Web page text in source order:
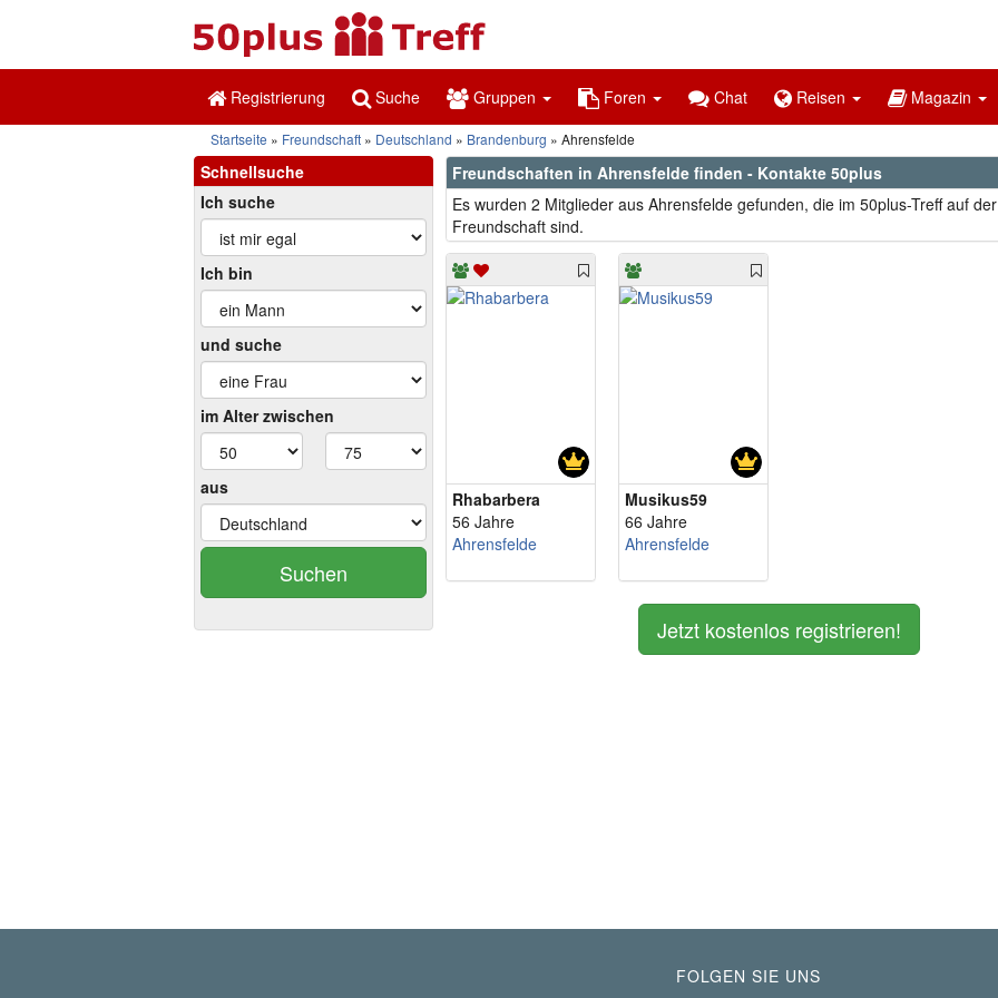
Registrierung Suche Gruppen Foren Chat Reisen Magazin
Startseite Freundschaft Deutschland Brandenburg Ahrensfelde
Schnellsuche
Ich suche
Ich bin
und suche
im Alter zwischen
aus
Suchen
Freundschaften in Ahrensfelde finden - Kontakte 50plus
Es wurden 2 Mitglieder aus Ahrensfelde gefunden, die im 50plus-Treff auf
Freundschaft sind.
Rhabarbera
56 Jahre
Ahrensfelde
Musikus59
66 Jahre
Ahrensfelde
Jetzt kostenlos registrieren!
FOLGEN SIE UNS